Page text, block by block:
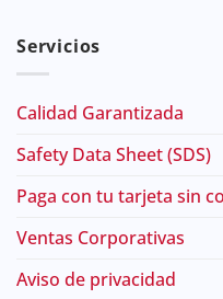
Servicios
Calidad Garantizada
Safety Data Sheet (SDS)
Paga con tu tarjeta sin
Ventas Corporativas
Aviso de privacidad